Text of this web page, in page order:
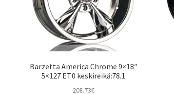
Barzetta America Chrome 9×18″
5×127 ET0 keskireikä:78.1
208.73€